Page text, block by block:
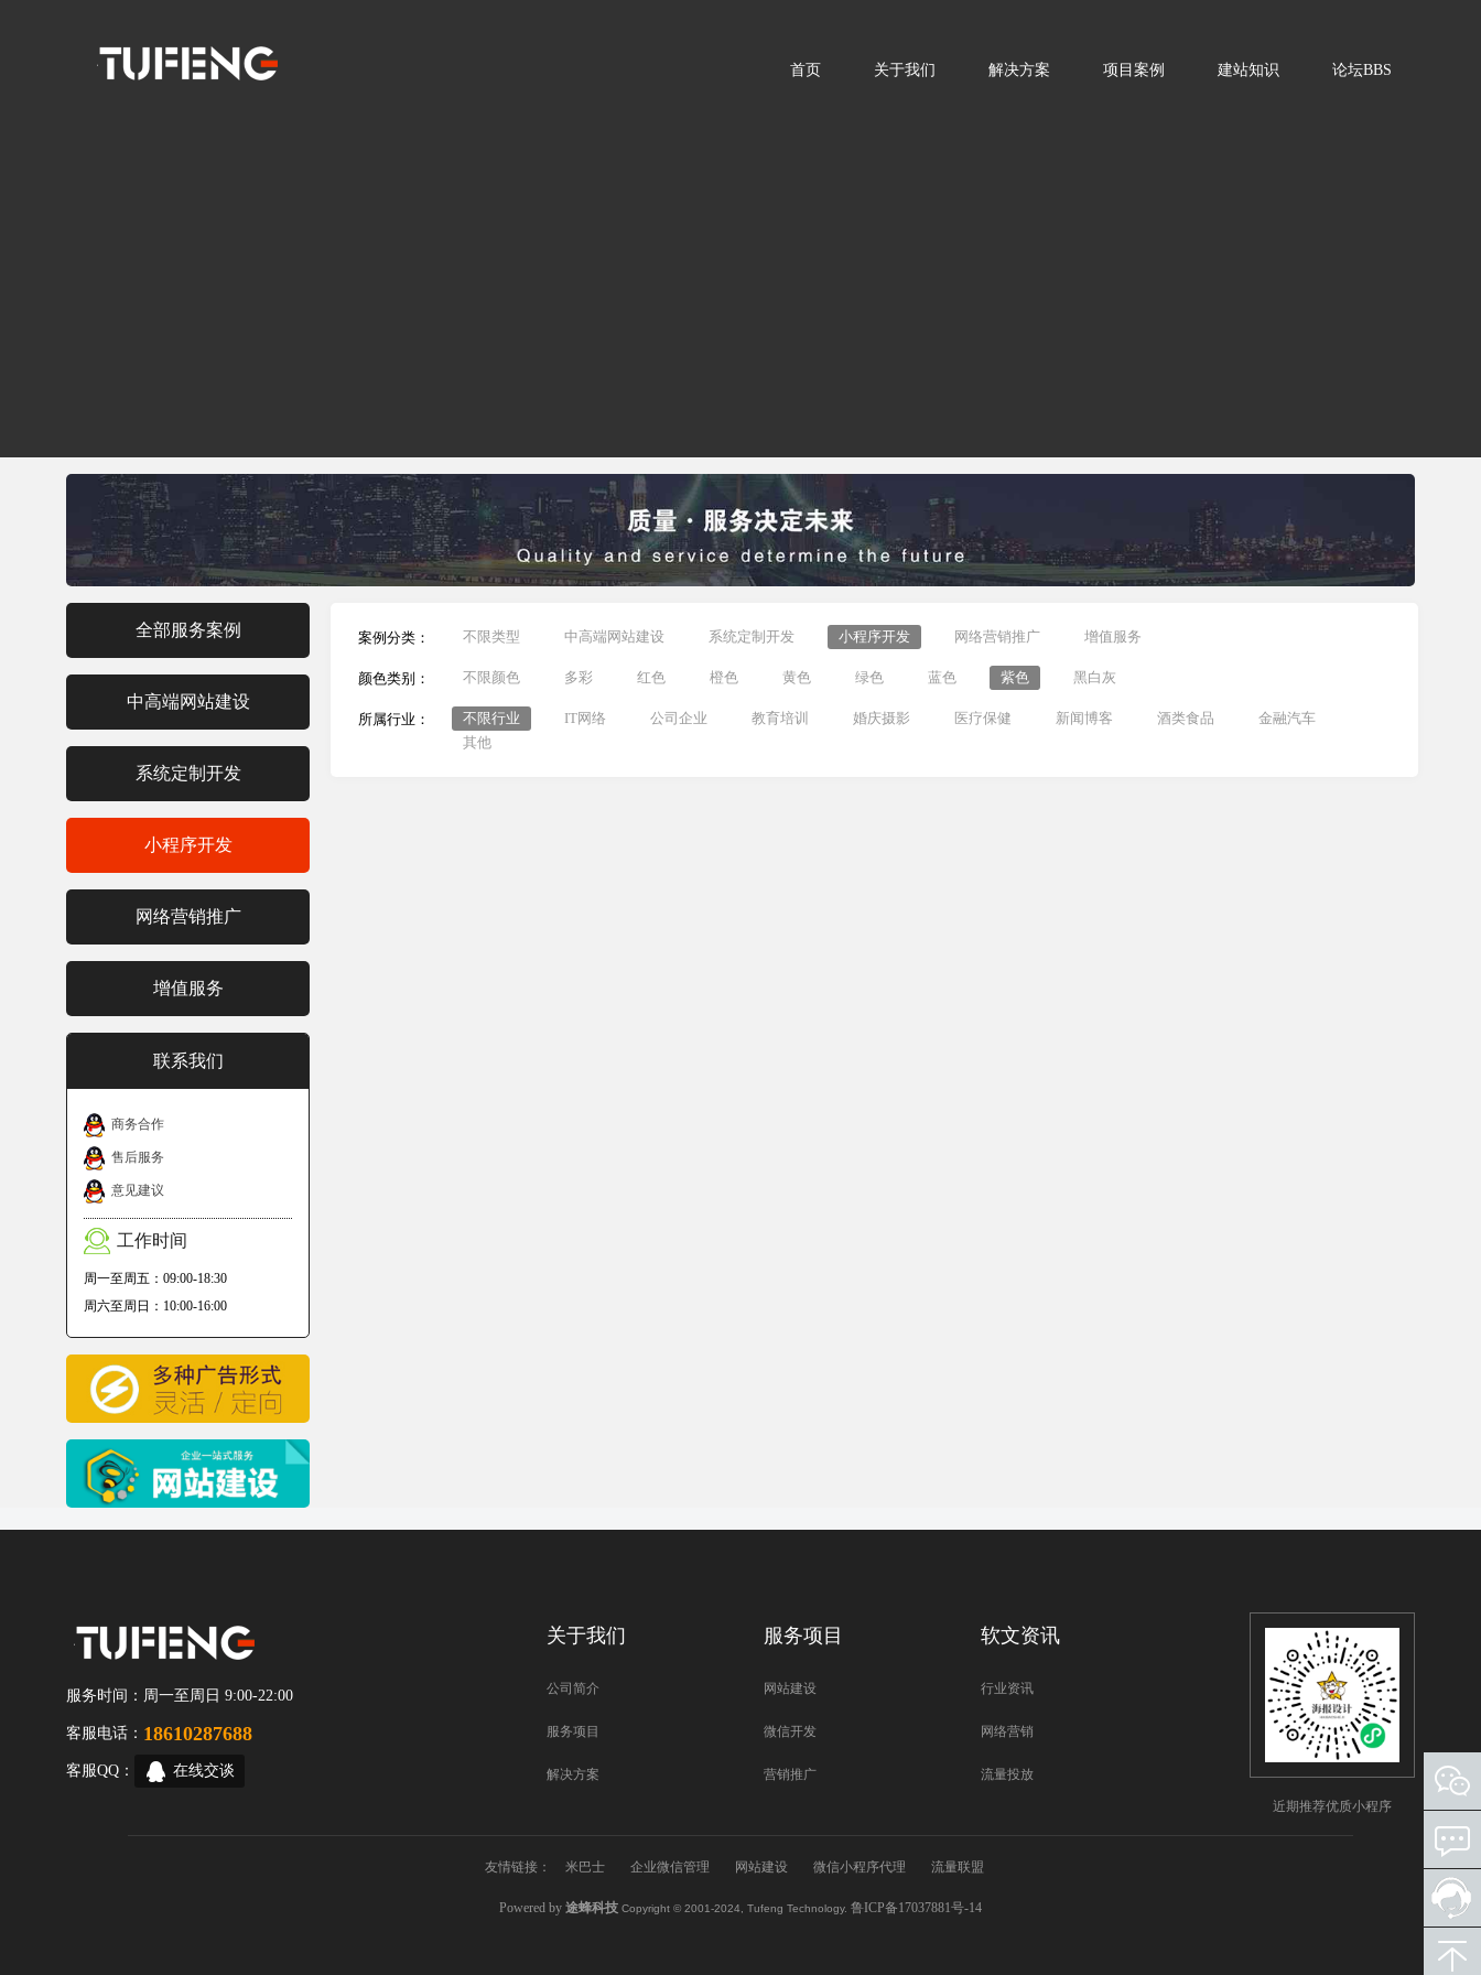
首页 关于我们 解决方案 项目案例 建站知识 论坛BBS
全部服务案例
中高端网站建设
系统定制开发
小程序开发
网络营销推广
增值服务
联系我们
商务合作
售后服务
意见建议
工作时间
周一至周五：09:00-18:30
周六至周日：10:00-16:00
案例分类： 不限类型 中高端网站建设 系统定制开发 小程序开发 网络营销推广 增值服务
颜色类别： 不限颜色 多彩 红色 橙色 黄色 绿色 蓝色 紫色 黑白灰
所属行业： 不限行业 IT网络 公司企业 教育培训 婚庆摄影 医疗保健 新闻博客 酒类食品
金融汽车
其他
服务时间： 周一至周日 9:00-22:00
客服电话： 18610287688
客服QQ： 在线交谈
关于我们
公司简介
服务项目
解决方案
服务项目
网站建设
微信开发
营销推广
软文资讯
行业资讯
网络营销
流量投放
近期推荐优质小程序
友情链接： 米巴士 企业微信管理 网站建设 微信小程序代理 流量联盟
Powered by 途蜂科技 Copyright © 2001-2024, Tufeng Technology. 鲁ICP备17037881号-14